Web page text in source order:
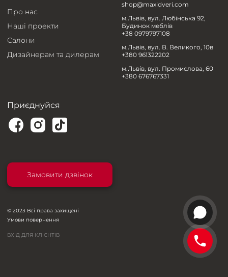
Про нас
Наші проекти
Салони
Дизайнерам та дилерам
shop@maxidveri.com
м.Львів, вул. Любінська 92,
Будинок меблів
+38 0979797108
м.Львів, вул. В. Великого, 10в
+380 961322202
м.Львів, вул. Промислова, 60
+380 676767331
Приєднуйся
Замовити дзвінок
© 2023 Всі права захищені
Умови повернення
ВХІД ДЛЯ КЛІЄНТІВ